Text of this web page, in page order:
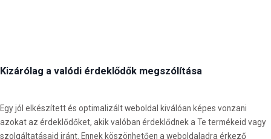
Kizárólag a valódi érdeklődők megszólítása
Egy jól elkészített és optimalizált weboldal kiválóan képes vonzani
azokat az érdeklődőket, akik valóban érdeklődnek a Te termékeid vagy
szolgáltatásaid iránt. Ennek köszönhetően a weboldaladra érkező